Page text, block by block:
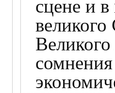
сцене и
великого